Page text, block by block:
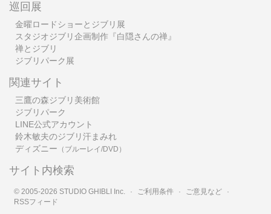
巡回展
金曜ロードショーとジブリ展
スタジオジブリ企画制作『白隠さんの禅』
禅とジブリ
ジブリパーク展
関連サイト
三鷹の森ジブリ美術館
ジブリパーク
LINE公式アカウント
鈴木敏夫のジブリ汗まみれ
ディズニー （ブルーレイ/DVD）
サイト内検索
© 2005-2026 STUDIO GHIBLI Inc. · ご利用条件 · ご意見など
·
RSSフィード